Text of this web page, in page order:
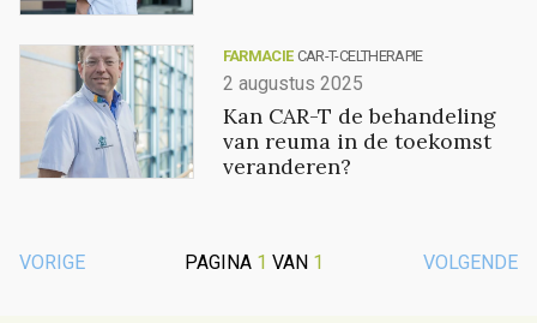
FARMACIE CAR-T-CELTHERAPIE
2 augustus 2025
Kan CAR-T de behandeling
van reuma in de toekomst
veranderen?
VORIGE PAGINA 1 VAN 1 VOLGENDE